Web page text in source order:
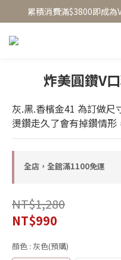
至8/5換季優惠/
累積消費滿$3800即成
至8/5換季優惠/
炸美圓鑽V
灰.黑.香檳金41 為訂做尺
燙鑽走久了會有掉鑽情
全店，全館滿1100免運
NT$1,280
NT$990
顏色 : 灰色(預購)